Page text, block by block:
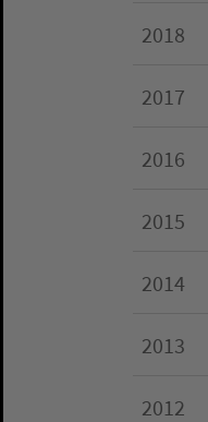
2018
2017
2016
2015
2014
2013
2012